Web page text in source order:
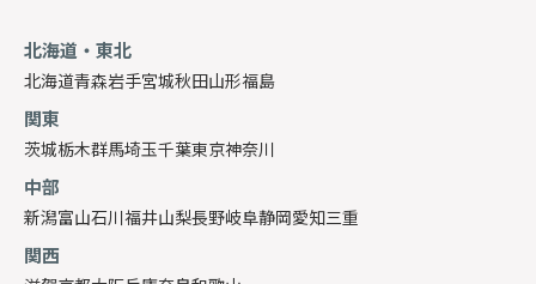
北海道・東北
北海道青森岩手宮城秋田山形福島
関東
茨城栃木群馬埼玉千葉東京神奈川
中部
新潟富山石川福井山梨長野岐阜静岡愛知三重
関西